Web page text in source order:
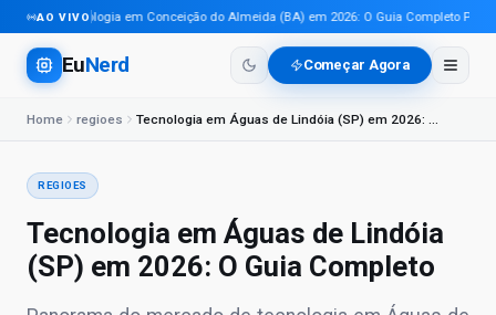
AO VIVO
Tecnologia em Conceição do Almeida (BA) em 2026: O Guia Completo Para
EuNerd Começar Agora
Home regioes Tecnologia em Águas de Lindóia (SP) em 2026: O Guia Completo
REGIOES
Tecnologia em Águas de Lindóia
(SP) em 2026: O Guia Completo